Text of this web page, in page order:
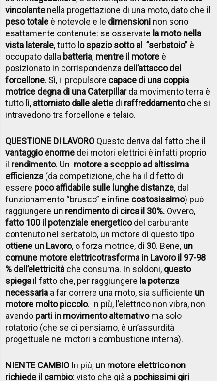
vincolante nella progettazione di una moto, dato che il
peso totale è notevole e le dimensioni non sono
esattamente contenute: se osservate la moto nella
vista laterale, tutto lo spazio sotto al ”serbatoio” è
occupato dalla batteria, mentre il motore è
posizionato in corrispondenza dell’attacco del
forcellone. Sì, il propulsore capace di una coppia
motrice degna di una Caterpillarda movimento terra è
tutto lì, attorniato dalle alette di raffreddamentoche si
intravedono tra forcellone e telaio.
QUESTIONE DI LAVORO Questo deriva dal fatto che il
vantaggio enorme dei motori elettrici è infatti proprio
il rendimento. Un motore a scoppio ad altissima
efficienza (da competizione, che ha il difetto di
essere poco affidabile sulle lunghe distanze, dal
funzionamento “brusco” e infine costosissimo) può
raggiungere un rendimento di circa il 30%. Ovvero,
fatto 100 il potenziale energeticodel carburante
contenuto nel serbatoio, un motore di questo tipo
ottiene un Lavoro, o forza motrice, di 30. Bene, un
comune motore elettricotrasforma in Lavoro il 97-98
% dell’elettricità che consuma. In soldoni, questo
spiega il fatto che, per raggiungere la potenza
necessaria a far correre una moto, sia sufficiente un
motore molto piccolo. In più, l’elettrico non vibra, non
avendo parti in movimento alternativoma solo
rotatorio (che se ci pensiamo, è un’assurdità
progettuale nei motori a combustione interna).
NIENTE CAMBIO In più, un motore elettrico non
richiede il cambio: visto che già a pochissimi giri